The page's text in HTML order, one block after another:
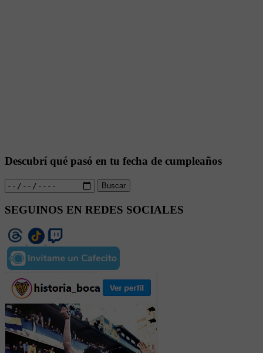
Descubrí qué pasó en tu fecha de cumpleaños
Buscar
SEGUINOS EN REDES SOCIALES